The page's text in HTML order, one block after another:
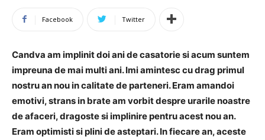
Facebook Twitter
Candva am implinit doi ani de casatorie si acum suntem
impreuna de mai multi ani. Imi amintesc cu drag primul
nostru an nou in calitate de parteneri. Eram amandoi
emotivi, strans in brate am vorbit despre urarile noastre
de afaceri, dragoste si implinire pentru acest nou an.
Eram optimisti si plini de asteptari. In fiecare an, aceste